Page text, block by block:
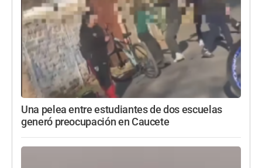
Una pelea entre estudiantes de dos escuelas
generó preocupación en Caucete